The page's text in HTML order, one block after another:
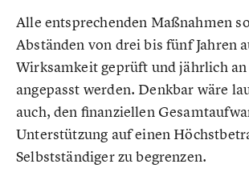
Alle entsprechenden Maßnahmen
Abständen von drei bis fünf Jahren
Wirksamkeit geprüft und jährlich
angepasst werden. Denkbar wäre
auch, den finanziellen
Unterstützung auf einen
Selbstständiger zu begrenzen.